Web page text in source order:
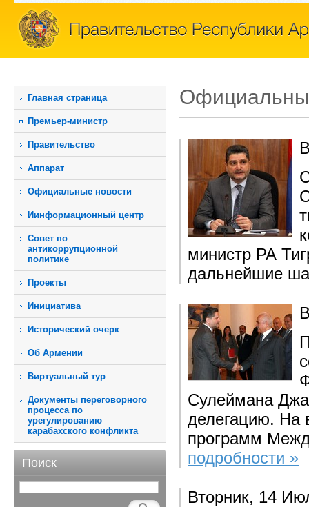
Главная страница
Премьер-министр
Правительство
Аппарат
Официальные новости
Иинформационный центр
Совет по
антикоррупционной
политике
Проекты
Инициатива
Исторический очерк
Об Армении
Виртуальный тур
Документы переговорного
процесса по
урегулированию
карабахского конфликта
Поиск
министр РА
дальнейшие
Сулеймана
делегацию. На
программ
подробности »
Вторник, 14